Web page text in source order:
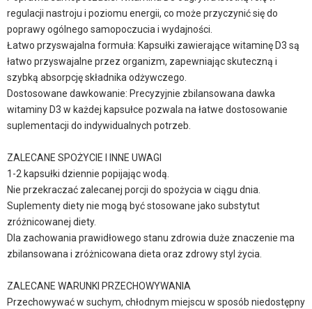
regulacji nastroju i poziomu energii, co może przyczynić się do
poprawy ogólnego samopoczucia i wydajności.
Łatwo przyswajalna formuła: Kapsułki zawierające witaminę D3 są
łatwo przyswajalne przez organizm, zapewniając skuteczną i
szybką absorpcję składnika odżywczego.
Dostosowane dawkowanie: Precyzyjnie zbilansowana dawka
witaminy D3 w każdej kapsułce pozwala na łatwe dostosowanie
suplementacji do indywidualnych potrzeb.
ZALECANE SPOŻYCIE I INNE UWAGI
1-2 kapsułki dziennie popijając wodą.
Nie przekraczać zalecanej porcji do spożycia w ciągu dnia.
Suplementy diety nie mogą być stosowane jako substytut
zróżnicowanej diety.
Dla zachowania prawidłowego stanu zdrowia duże znaczenie ma
zbilansowana i zróżnicowana dieta oraz zdrowy styl życia.
ZALECANE WARUNKI PRZECHOWYWANIA
Przechowywać w suchym, chłodnym miejscu w sposób niedostępny